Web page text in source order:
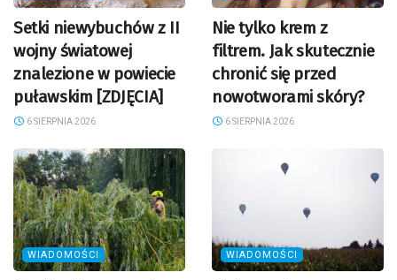
Setki niewybuchów z II
wojny światowej
znalezione w powiecie
puławskim [ZDJĘCIA]
6 SIERPNIA 2026
Nie tylko krem z
filtrem. Jak skutecznie
chronić się przed
nowotworami skóry?
6 SIERPNIA 2026
WIADOMOŚCI WIADOMOŚCI